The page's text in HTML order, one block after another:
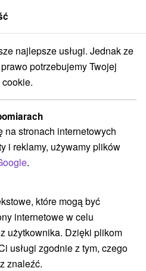
Prešovský kraj Starý Smokovec
na Slovacji(3)
datę
NAJDROŻSZE NA
najlepsze usługi. Jednak ze
potrzebujemy Twojej
stronach internetowych
i reklamy, używamy plików
.
które mogą być
internetowe w celu
użytkownika. Dzięki plikom
usługi zgodnie z tym, czego
znaleźć.